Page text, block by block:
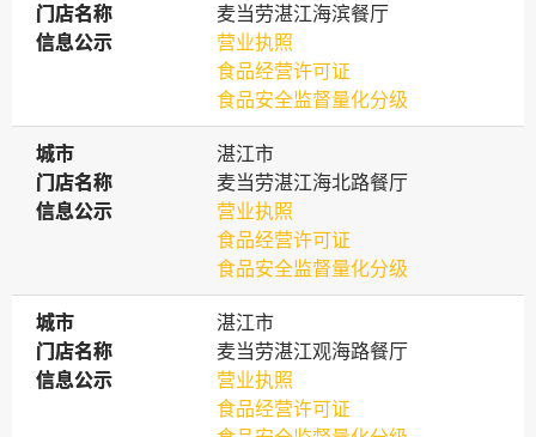
门店名称
门店名称
麦当劳湛江海滨餐厅
信息公示
信息公示
营业执照
食品经营许可证
食品安全监督量化分级
城市
城市
湛江市
门店名称
门店名称
麦当劳湛江海北路餐厅
信息公示
信息公示
营业执照
食品经营许可证
食品安全监督量化分级
城市
城市
湛江市
门店名称
门店名称
麦当劳湛江观海路餐厅
信息公示
信息公示
营业执照
食品经营许可证